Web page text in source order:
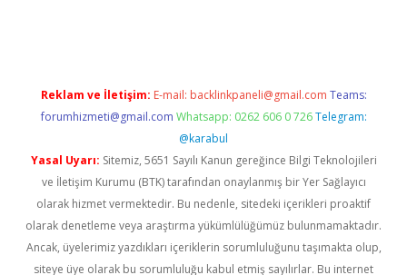
Reklam ve İletişim: E-mail: backlinkpaneli@gmail.com Teams:
forumhizmeti@gmail.com Whatsapp: 0262 606 0 726 Telegram:
@karabul
Yasal Uyarı: Sitemiz, 5651 Sayılı Kanun gereğince Bilgi Teknolojileri
ve İletişim Kurumu (BTK) tarafından onaylanmış bir Yer Sağlayıcı
olarak hizmet vermektedir. Bu nedenle, sitedeki içerikleri proaktif
olarak denetleme veya araştırma yükümlülüğümüz bulunmamaktadır.
Ancak, üyelerimiz yazdıkları içeriklerin sorumluluğunu taşımakta olup,
siteye üye olarak bu sorumluluğu kabul etmiş sayılırlar. Bu internet